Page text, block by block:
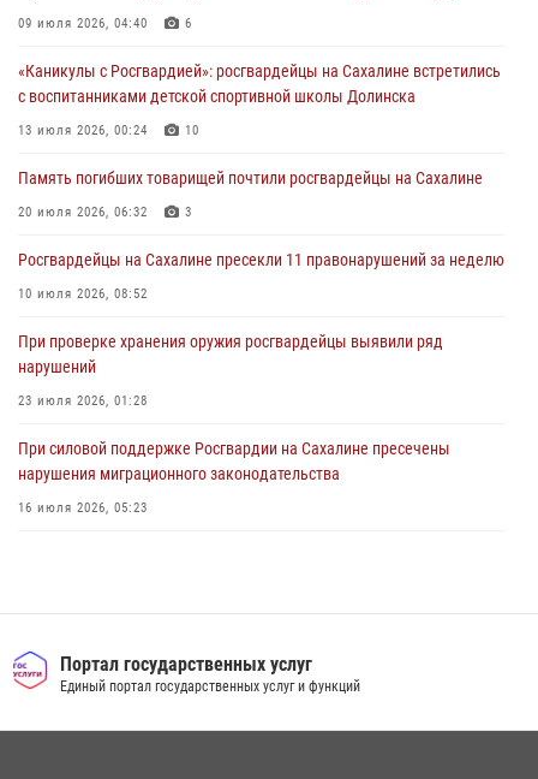
Сахалинские росгвардейцы стали лучшими на чемпионате
31 июля 2026, 03:59 1
В Управлении Росгвардии по Сахалинской области прошли учебно-
пунктов
30 июля 2026, 07:18
09 июля 2026, 04:40 6
«Каникулы с Росгвардией»: росгвардейцы на Сахалине встретились
с воспитанниками детской спортивной школы Долинска
13 июля 2026, 00:24 10
Память погибших товарищей почтили росгвардейцы на Сахалине
20 июля 2026, 06:32 3
Росгвардейцы на Сахалине пресекли 11 правонарушений за неделю
10 июля 2026, 08:52
При проверке хранения оружия росгвардейцы выявили ряд
нарушений
23 июля 2026, 01:28
При силовой поддержке Росгвардии на Сахалине пресечены
нарушения миграционного законодательства
16 июля 2026, 05:23
оружия и 63 патрона
08 июля 2026, 06:41
Портал государственных услуг
Единый портал государственных услуг и функций